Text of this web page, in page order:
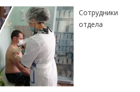
Сотрудники
отдела